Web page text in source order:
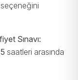
seçeneğini
Sınavı:
saatleri arasında